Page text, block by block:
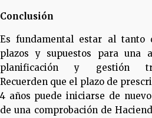
Conclusión
Es fundamental estar al tanto
plazos y supuestos para una
planificación y gestión
Recuerden que el plazo de
4 años puede iniciarse de
de una comprobación de